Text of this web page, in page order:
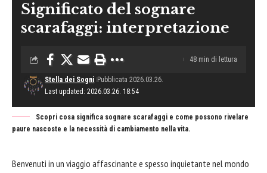
Significato del sognare
scarafaggi: interpretazione
Last updated: 2026.03.26. 18:54
Stella dei Sogni Pubblicata 2026.03.26.
48 min di lettura
Scopri cosa significa sognare scarafaggi e come possono rivelare
paure nascoste e la necessità di cambiamento nella vita.
Benvenuti in un viaggio affascinante e spesso inquietante nel mondo